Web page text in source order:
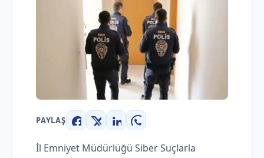
PAYLAŞ
Facebook
X LinkedInWhatsApp
İl Emniyet Müdürlüğü Siber Suçlarla